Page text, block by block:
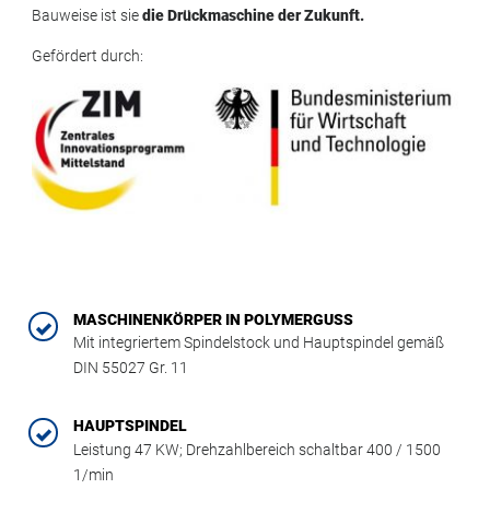
Bauweise ist siedie Drückmaschine der Zukunft.
Gefördert durch:
MASCHINENKÖRPER IN POLYMERGUSS
Mit integriertem Spindelstock und Hauptspindel gemäß
DIN 55027 Gr. 11
HAUPTSPINDEL
Leistung 47 KW; Drehzahlbereich schaltbar 400 / 1500
1/min